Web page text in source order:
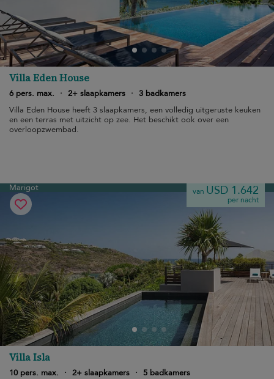
Villa Eden House
6 pers. max. · 2+ slaapkamers · 3 badkamers
Villa Eden House heeft 3 slaapkamers, een volledig uitgeruste keuken
en een terras met uitzicht op zee. Het beschikt ook over een
overloopzwembad.
Marigot van USD 1.642
per nacht
Villa Isla
10 pers. max. · 2+ slaapkamers ·
5 badkamers